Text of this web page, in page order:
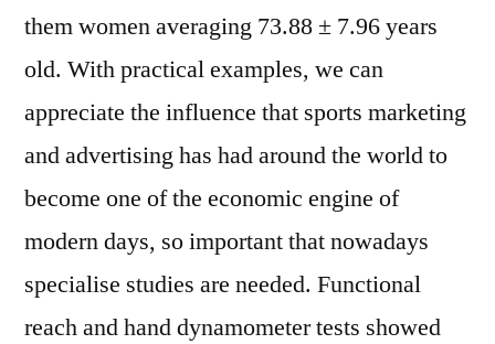
them women averaging 73.88 ± 7.96 years
old. With practical examples, we can
appreciate the influence that sports marketing
and advertising has had around the world to
become one of the economic engine of
modern days, so important that nowadays
specialise studies are needed. Functional
reach and hand dynamometer tests showed